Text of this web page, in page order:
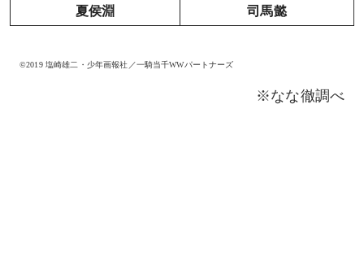
夏侯淵 司馬懿
©2019 塩崎雄二・少年画報社／一騎当千WWパートナーズ
※なな徹調べ